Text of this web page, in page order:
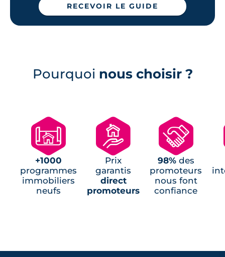
Programmes neufs Saint-Aubin-
RECEVOIR LE GUIDE
Pourquoi nous choisir ?
🗺
+1000
programmes
immobiliers
neufs
🏘
Prix
garantis
direct
promoteurs
🤝
98%des
promoteurs
nous font
confiance